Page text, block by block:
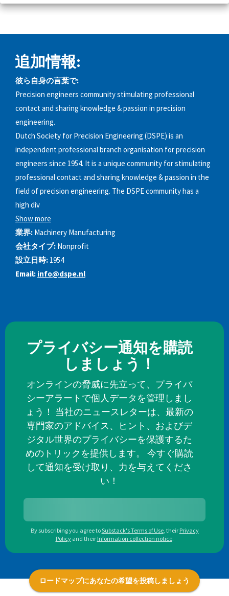
追加情報:
彼ら自身の言葉で:
Precision engineers community stimulating professional
contact and sharing knowledge & passion in precision
engineering.
Dutch Society for Precision Engineering (DSPE) is an
independent professional branch organisation for precision
engineers since 1954. It is a unique community for stimulating
professional contact and sharing knowledge & passion in the
field of precision engineering. The DSPE community has a
high div
Show more
業界: Machinery Manufacturing
会社タイプ: Nonprofit
設立日時: 1954
Email: info@dspe.nl
プライバシー通知を購読
しましょう！
オンラインの脅威に先立って、プライバ
シーアラートで個人データを管理しまし
ょう！ 当社のニュースレターは、最新の
専門家のアドバイス、ヒント、およびデ
ジタル世界のプライバシーを保護するた
めのトリックを提供します。 今すぐ購読
して通知を受け取り、力を与えてくださ
い！
By subscribing you agree toSubstack's Terms of Use, their Privacy
Policy and their Information collection notice.
ロードマップにあなたの希望を投稿しましょう